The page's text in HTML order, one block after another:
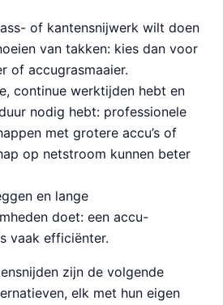
of kantensnijwerk wilt doen
van takken: kies dan voor
of accugrasmaaier.
continue werktijden hebt en
nodig hebt: professionele
met grotere accu’s of
op netstroom kunnen beter
en lange
doet: een accu-
vaak efficiënter.
zijn de volgende
elk met hun eigen